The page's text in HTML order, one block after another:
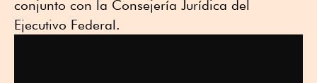
conjunto con la Consejería Jurídica del
Ejecutivo Federal.